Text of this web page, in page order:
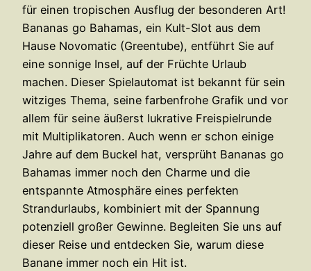
für einen tropischen Ausflug der besonderen Art!
Bananas go Bahamas, ein Kult-Slot aus dem
Hause Novomatic (Greentube), entführt Sie auf
eine sonnige Insel, auf der Früchte Urlaub
machen. Dieser Spielautomat ist bekannt für sein
witziges Thema, seine farbenfrohe Grafik und vor
allem für seine äußerst lukrative Freispielrunde
mit Multiplikatoren. Auch wenn er schon einige
Jahre auf dem Buckel hat, versprüht Bananas go
Bahamas immer noch den Charme und die
entspannte Atmosphäre eines perfekten
Strandurlaubs, kombiniert mit der Spannung
potenziell großer Gewinne. Begleiten Sie uns auf
dieser Reise und entdecken Sie, warum diese
Banane immer noch ein Hit ist.